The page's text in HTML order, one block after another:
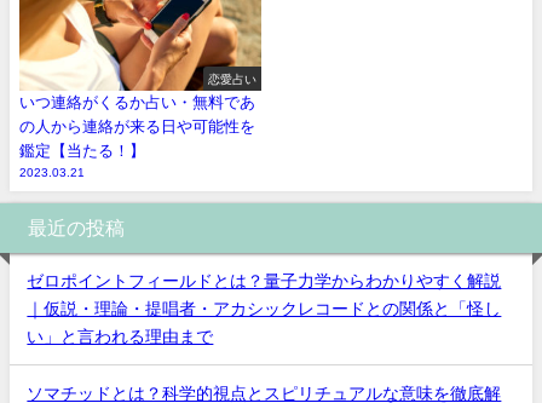
恋愛占い
いつ連絡がくるか占い・無料であ
の人から連絡が来る日や可能性を
鑑定【当たる！】
2023.03.21
最近の投稿
ゼロポイントフィールドとは？量子力学からわかりやすく解説
｜仮説・理論・提唱者・アカシックレコードとの関係と「怪し
い」と言われる理由まで
ソマチッドとは？科学的視点とスピリチュアルな意味を徹底解